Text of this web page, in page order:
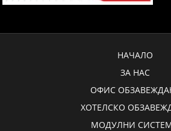
НАЧАЛО
ЗА НАС
ОФИС
ХОТЕЛСКО
МОДУЛНИ